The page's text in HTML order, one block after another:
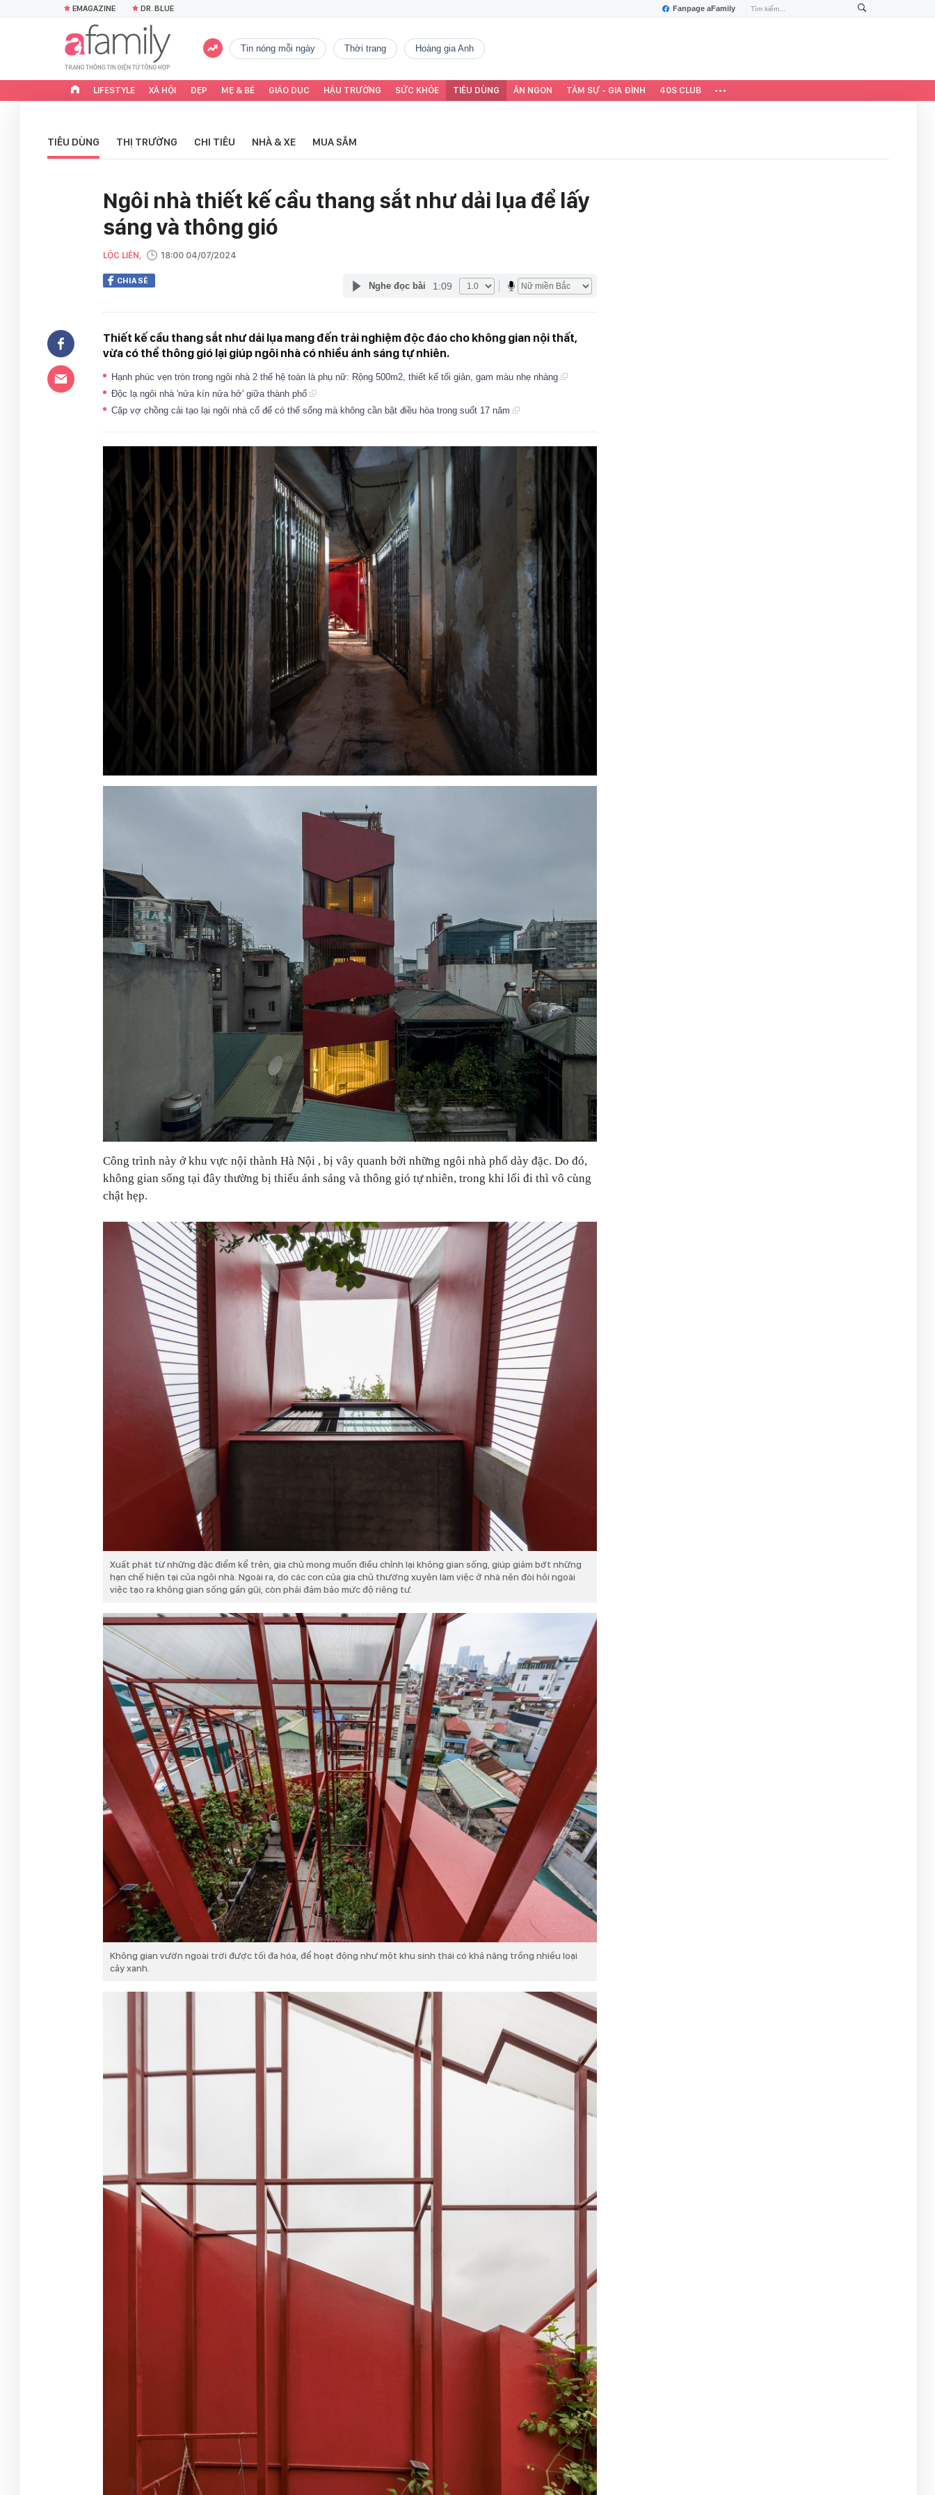
Fanpage aFamily
EMAGAZINE DR. BLUE
tin nóng mỗi ngày thời trang Hoàng gia Anh
LIFESTYLE XÃ HỘI ĐẸP MẸ & BÉ GIÁO DỤC HẬU TRƯỜNG SỨC KHỎE TIÊU DÙNG ĂN NGON TÂM SỰ - GIA ĐÌNH 40S CLUB
TIÊU DÙNG THỊ TRƯỜNG CHI TIÊU NHÀ & XE MUA SẮM
Ngôi nhà thiết kế cầu thang sắt như dải lụa để lấy
sáng và thông gió
LỘC LIÊN, 18:00 04/07/2024
CHIA SẺ Nghe đọc bài 1:09
Thiết kế cầu thang sắt như dải lụa mang đến trải nghiệm độc đáo cho không gian nội thất,
vừa có thể thông gió lại giúp ngôi nhà có nhiều ánh sáng tự nhiên.
Hạnh phúc vẹn tròn trong ngôi nhà 2 thế hệ toàn là phụ nữ: Rộng 500m2, thiết kế tối giản, gam màu nhẹ nhàng
Độc lạ ngôi nhà 'nửa kín nửa hở' giữa thành phố
Cặp vợ chồng cải tạo lại ngôi nhà cổ để có thế sống mà không cần bật điều hòa trong suốt 17 năm
Công trình này ở khu vực nội thành Hà Nội , bị vây quanh bởi những ngôi nhà phố dày đặc. Do đó,
không gian sống tại đây thường bị thiếu ánh sáng và thông gió tự nhiên, trong khi lối đi thì vô cùng
chật hẹp.
Xuất phát từ những đặc điểm kể trên, gia chủ mong muốn điều chỉnh lại không gian sống, giúp giảm bớt những
hạn chế hiện tại của ngôi nhà. Ngoài ra, do các con của gia chủ thường xuyên làm việc ở nhà nên đòi hỏi ngoài
việc tạo ra không gian sống gần gũi, còn phải đảm bảo mức độ riêng tư.
Không gian vườn ngoài trời được tối đa hóa, để hoạt động như một khu sinh thái có khả năng trồng nhiều loại
cây xanh.